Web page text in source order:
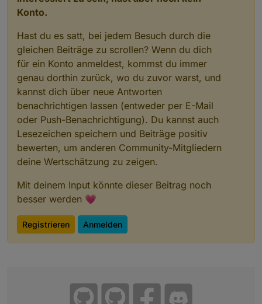
Konto.
Hast du es satt, bei jedem Besuch durch die
gleichen Beiträge zu scrollen? Wenn du dich
für ein Konto anmeldest, kommst du immer
genau dorthin zurück, wo du zuvor warst, und
kannst dich über neue Antworten
benachrichtigen lassen (entweder per E-Mail
oder Push-Benachrichtigung). Du kannst auch
Lesezeichen speichern und Beiträge positiv
bewerten, um anderen Community-Mitgliedern
deine Wertschätzung zu zeigen.
Mit deinem Input könnte dieser Beitrag noch
besser werden 💗
Registrieren Anmelden